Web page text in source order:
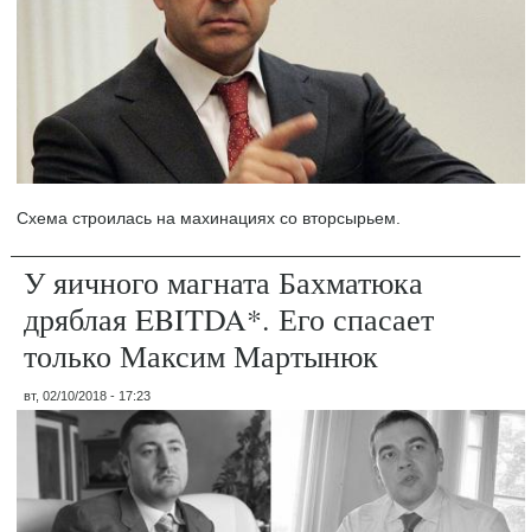
Схема строилась на махинациях со вторсырьем.
У яичного магната Бахматюка
дряблая EBITDA*. Его спасает
только Максим Мартынюк
вт, 02/10/2018 - 17:23